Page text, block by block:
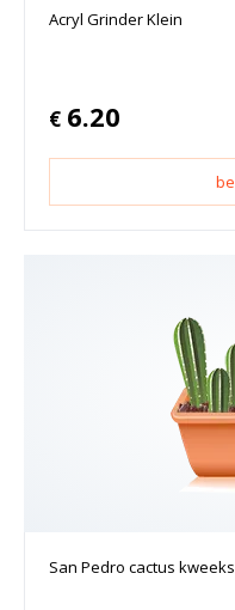
Acryl Grinder Klein
€ 6.20
San Pedro cactus